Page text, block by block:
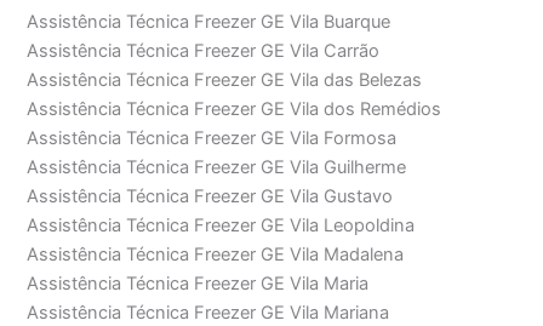
Assistência Técnica Freezer GE Vila Buarque
Assistência Técnica Freezer GE Vila Carrão
Assistência Técnica Freezer GE Vila das Belezas
Assistência Técnica Freezer GE Vila dos Remédios
Assistência Técnica Freezer GE Vila Formosa
Assistência Técnica Freezer GE Vila Guilherme
Assistência Técnica Freezer GE Vila Gustavo
Assistência Técnica Freezer GE Vila Leopoldina
Assistência Técnica Freezer GE Vila Madalena
Assistência Técnica Freezer GE Vila Maria
Assistência Técnica Freezer GE Vila Mariana